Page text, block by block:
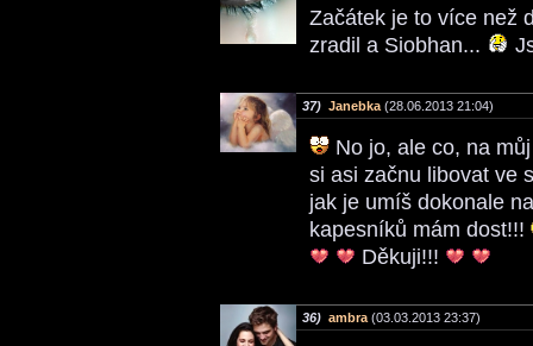
Začátek je to více než
zradil a Siobhan...
37) Janebka (28.06.2013 21:04)
No jo, ale co, na
si asi začnu libovat ve
jak je umíš dokonale
kapesníků mám dost!!!
Děkuji!!!
36) ambra (03.03.2013 23:37)